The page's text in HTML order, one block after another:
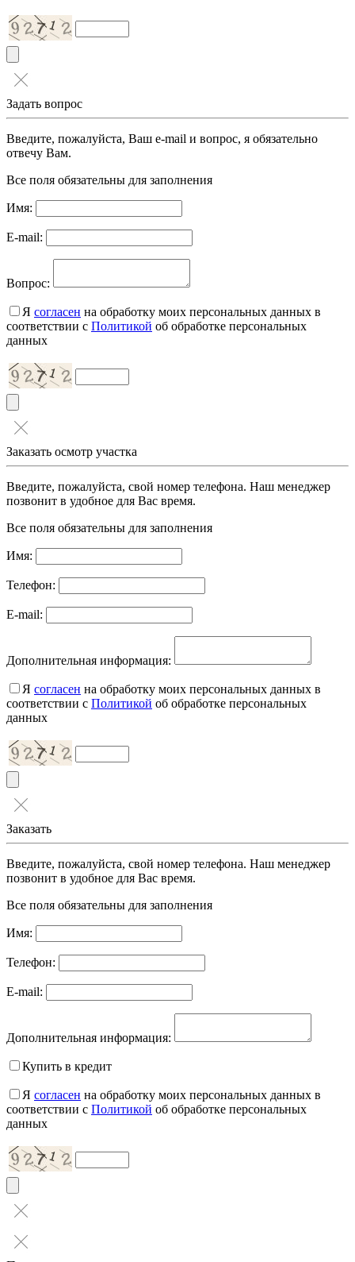
Задать вопрос
Введите, пожалуйста, Ваш e-mail и вопрос, я обязательно
отвечу Вам.
Все поля обязательны для заполнения
Имя:
E-mail:
Вопрос:
Я согласен на обработку моих персональных данных в
соответствии с Политикой об обработке персональных
данных
Заказать осмотр участка
Введите, пожалуйста, свой номер телефона. Наш менеджер
позвонит в удобное для Вас время.
Все поля обязательны для заполнения
Имя:
Телефон:
E-mail:
Дополнительная информация:
Я согласен на обработку моих персональных данных в
соответствии с Политикой об обработке персональных
данных
Заказать
Введите, пожалуйста, свой номер телефона. Наш менеджер
позвонит в удобное для Вас время.
Все поля обязательны для заполнения
Имя:
Телефон:
E-mail:
Дополнительная информация:
Купить в кредит
Я согласен на обработку моих персональных данных в
соответствии с Политикой об обработке персональных
данных